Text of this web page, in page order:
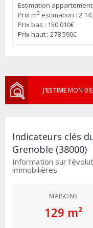
Estimation appartement
Prix m2 estimation : 2
Prix bas : 150 010€
Prix haut : 278 590€
J'ESTIMEMON
Indicateurs clés
Grenoble (38000)
Information sur
immobilières
MAISONS
129 m²